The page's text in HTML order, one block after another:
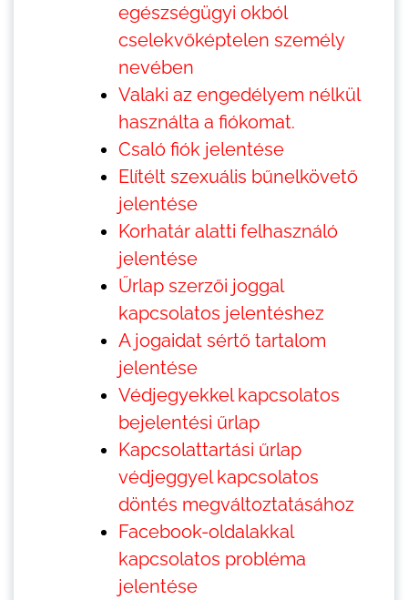
egészségügyi okból
cselekvőképtelen személy
nevében
Valaki az engedélyem nélkül
használta a fiókomat.
Csaló fiók jelentése
Elítélt szexuális bűnelkövető
jelentése
Korhatár alatti felhasználó
jelentése
Űrlap szerzői joggal
kapcsolatos jelentéshez
A jogaidat sértő tartalom
jelentése
Védjegyekkel kapcsolatos
bejelentési űrlap
Kapcsolattartási űrlap
védjeggyel kapcsolatos
döntés megváltoztatásához
Facebook-oldalakkal
kapcsolatos probléma
jelentése